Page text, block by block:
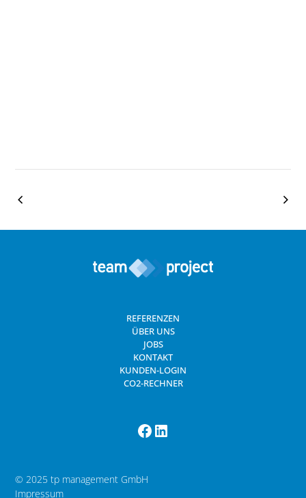
REFERENZEN
ÜBER UNS
JOBS
KONTAKT
KUNDEN-LOGIN
CO2-RECHNER
© 2025 tp management GmbH
Impressum